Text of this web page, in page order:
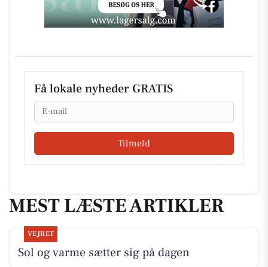
Få lokale nyheder GRATIS
Email
Tilmeld
MEST LÆSTE ARTIKLER
VEJRET
Sol og varme sætter sig på dagen